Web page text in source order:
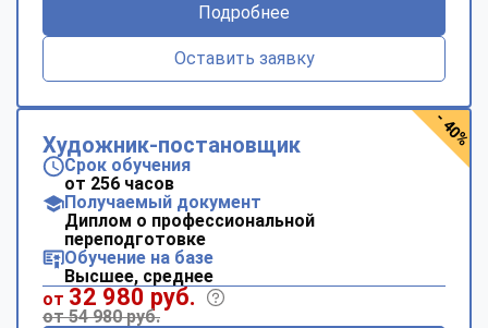
Подробнее
Оставить заявку
Художник-постановщик
Срок обучения
от 256 часов
Получаемый документ
Диплом о профессиональной
переподготовке
Обучение на базе
Высшее, среднее
от 32 980 руб.
от 54 980 руб.
- 40%